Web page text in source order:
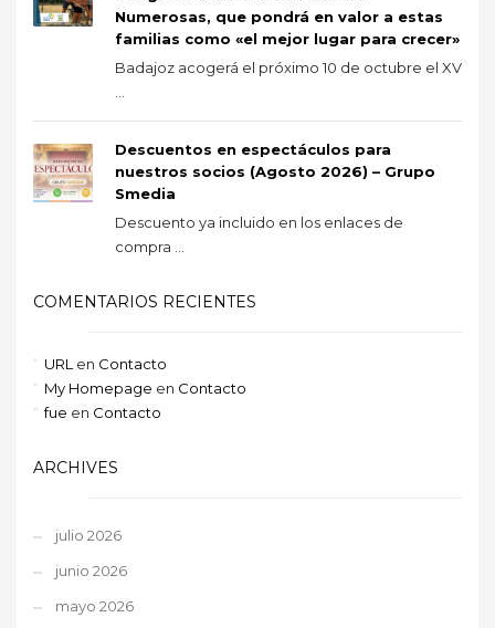
Numerosas, que pondrá en valor a estas
familias como «el mejor lugar para crecer»
Badajoz acogerá el próximo 10 de octubre el XV
Descuentos en espectáculos para
nuestros socios (Agosto 2026) – Grupo
Smedia
Descuento ya incluido en los enlaces de
compra ...
COMENTARIOS RECIENTES
URL en Contacto
My Homepage en Contacto
fue en Contacto
ARCHIVES
julio 2026
junio 2026
mayo 2026